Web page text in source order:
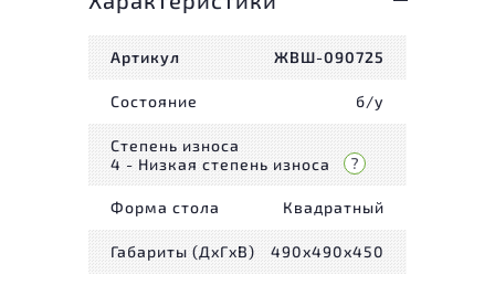
Артикул ЖВШ-090725
Состояние б/у
Степень износа
4 - Низкая степень износа
Форма стола Квадратный
Габариты (ДxГxВ) 490x490x450